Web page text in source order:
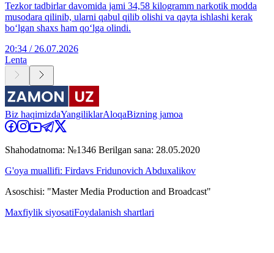
Tezkor tadbirlar davomida jami 34,58 kilogramm narkotik modda
musodara qilinib, ularni qabul qilib olishi va qayta ishlashi kerak
bo‘lgan shaxs ham qo‘lga olindi.
20:34 / 26.07.2026
Lenta
Biz haqimizdaYangiliklarAloqaBizning jamoa
Shahodatnoma: №1346 Berilgan sana: 28.05.2020
G'oya muallifi: Firdavs Fridunovich Abduxalikov
Asoschisi: "Master Media Production and Broadcast"
Maxfiylik siyosatiFoydalanish shartlari